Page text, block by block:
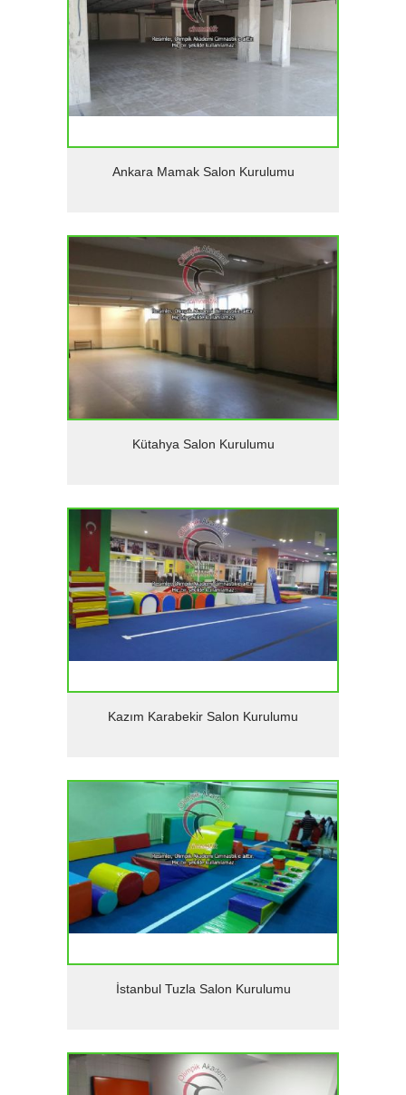
Detaylar
Ankara Mamak Salon Kurulumu
Detaylar
Kütahya Salon Kurulumu
Detaylar
Kazım Karabekir Salon Kurulumu
Detaylar
İstanbul Tuzla Salon Kurulumu